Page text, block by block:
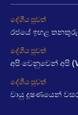
දේශීය පුවත්
රජයේ ඉහළ
දේශීය පුවත්
අපි වෙනුවෙන් අපි
දේශීය පුවත්
වායු දූෂණයෙන්